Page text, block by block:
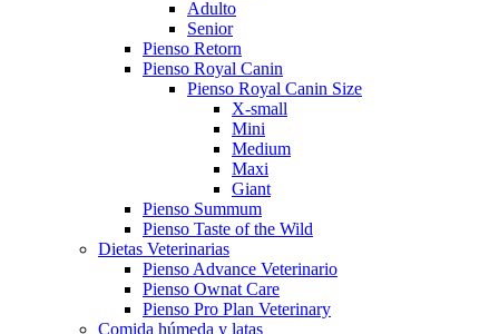
Adulto
Senior
Pienso Retorn
Pienso Royal Canin
Pienso Royal Canin Size
X-small
Mini
Medium
Maxi
Giant
Pienso Summum
Pienso Taste of the Wild
Dietas Veterinarias
Pienso Advance Veterinario
Pienso Ownat Care
Pienso Pro Plan Veterinary
Comida húmeda y latas